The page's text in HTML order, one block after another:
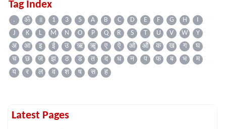
Tag Index
. ॐ ॥ 1 3 5 A B C D E F G H
I
J
K L M N O P Q R S T U V W
Y
अ
आ इ ई उ ऋ ॠ ए ऐ ओ औ क ख ग
घ
च
छ ज झ ठ ड त द ध न प फ ब भ
म
य
र ल व श ष स ह
Latest Pages